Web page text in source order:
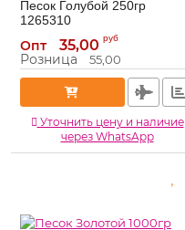
Песок Голубой 250гр
1265310
Артикул: 1265310
Опт 35,00 руб
Розница 55,00
Уточнить цену и наличие
через WhatsApp